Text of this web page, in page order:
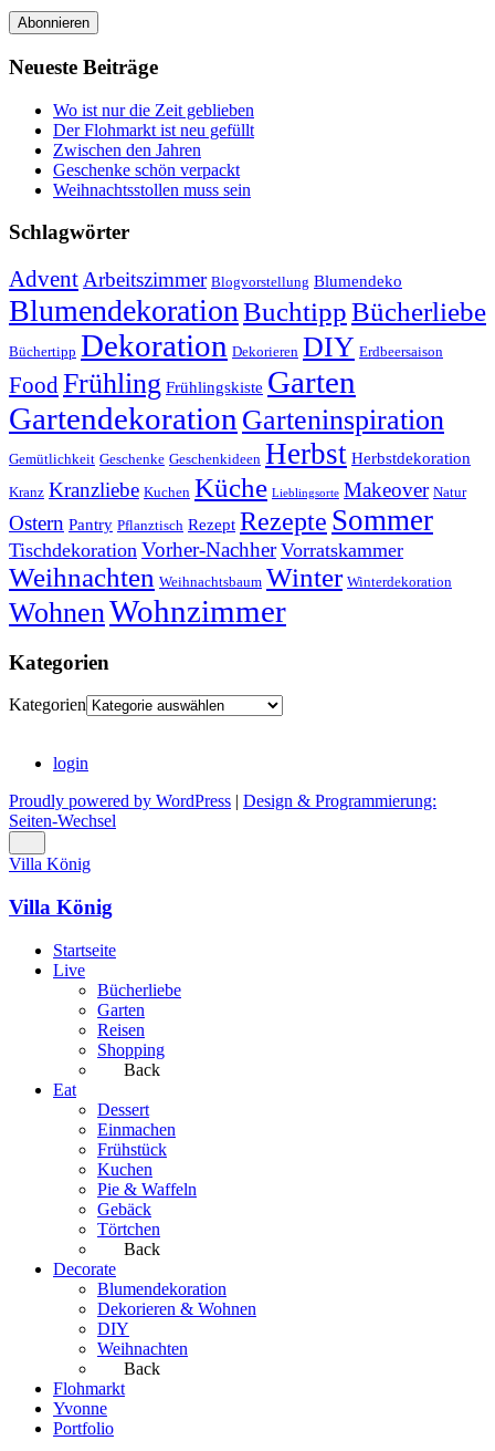
Abonnieren
Neueste Beiträge
Wo ist nur die Zeit geblieben
Der Flohmarkt ist neu gefüllt
Zwischen den Jahren
Geschenke schön verpackt
Weihnachtsstollen muss sein
Schlagwörter
Advent Arbeitszimmer Blogvorstellung Blumendeko
Blumendekoration BuchtippBücherliebe
Büchertipp Dekoration Dekorieren DIY Erdbeersaison
FoodFrühling Frühlingskiste Garten
Gartendekoration Garteninspiration
Gemütlichkeit Geschenke Geschenkideen Herbst Herbstdekoration
Kranz Kranzliebe Kuchen Küche Lieblingsorte Makeover Natur
Ostern Pantry Pflanztisch Rezept Rezepte Sommer
Tischdekoration Vorher-Nachher Vorratskammer
Weihnachten Weihnachtsbaum Winter Winterdekoration
WohnenWohnzimmer
Kategorien
Kategorien
login
Proudly powered by WordPress
Design & Programmierung:
Seiten-Wechsel
Villa König
Villa König
Startseite
Live
Bücherliebe
Garten
Reisen
Shopping
Back
Eat
Dessert
Einmachen
Frühstück
Kuchen
Pie & Waffeln
Gebäck
Törtchen
Back
Decorate
Blumendekoration
Dekorieren & Wohnen
DIY
Weihnachten
Back
Flohmarkt
Yvonne
Portfolio